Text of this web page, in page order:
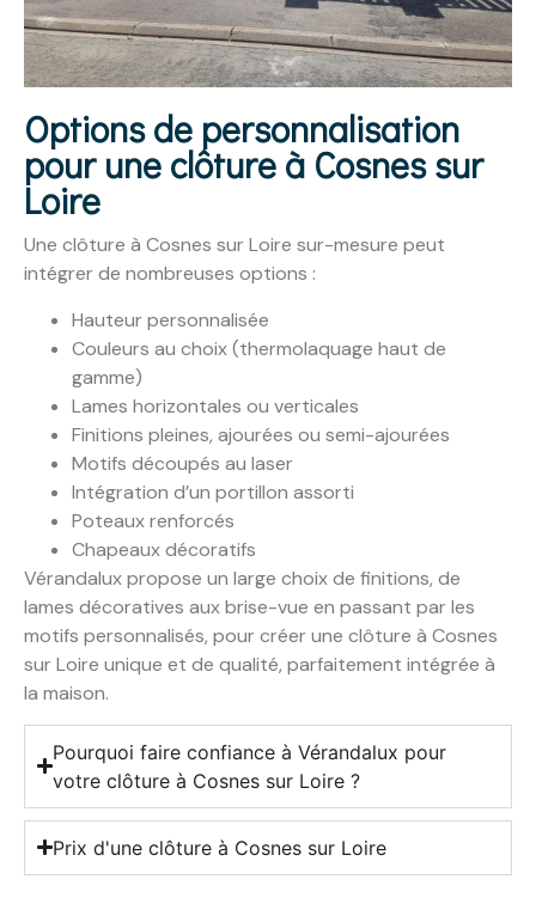
Options de personnalisation
pour une clôture à Cosnes sur
Loire
Une clôture à Cosnes sur Loire sur-mesure peut
intégrer de nombreuses options :
Hauteur personnalisée
Couleurs au choix (thermolaquage haut de
gamme)
Lames horizontales ou verticales
Finitions pleines, ajourées ou semi-ajourées
Motifs découpés au laser
Intégration d’un portillon assorti
Poteaux renforcés
Chapeaux décoratifs
Vérandalux propose un large choix de finitions, de
lames décoratives aux brise-vue en passant par les
motifs personnalisés, pour créer une clôture à Cosnes
sur Loire unique et de qualité, parfaitement intégrée à
la maison.
Pourquoi faire confiance à Vérandalux pour
votre clôture à Cosnes sur Loire ?
Prix d'une clôture à Cosnes sur Loire